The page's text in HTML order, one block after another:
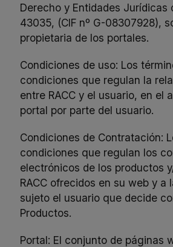
Derecho y Entidades Jurídicas
43035, (CIF nº G-08307928),
propietaria de los portales.
Condiciones de uso: Los
condiciones que regulan la
entre RACC y el usuario, en el
portal por parte del usuario.
Condiciones de Contratación:
condiciones que regulan los
electrónicos de los productos
RACC ofrecidos en su web y a
sujeto el usuario que decide
Productos.
Portal: El conjunto de páginas